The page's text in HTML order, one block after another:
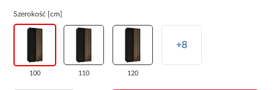
Szerokość [cm]
100 110 120
+8